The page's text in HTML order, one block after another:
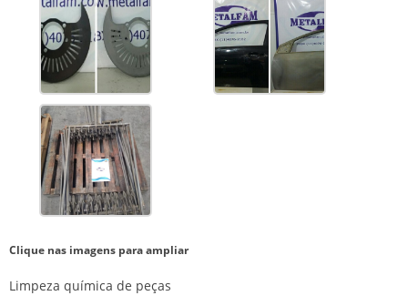
Clique nas imagens para ampliar
Limpeza química de peças